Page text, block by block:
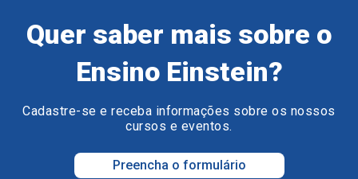
Quer saber mais sobre o
Ensino Einstein?
Cadastre-se e receba informações sobre os nossos
cursos e eventos.
Preencha o formulário